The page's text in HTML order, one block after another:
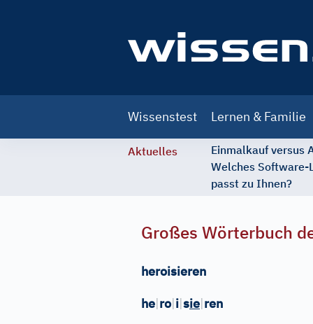
navigation
Wissenstest Lernen & Familie
Aktuelles
Einmalkauf versus
Welches Software-
passt zu Ihnen?
Großes Wörterbuch
heroisieren
he|ro|i|sie|ren